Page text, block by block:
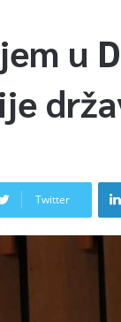
u
Twitter